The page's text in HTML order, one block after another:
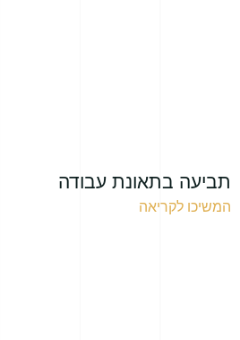
תביעה בתאונת עבודה
המשיכו לקריאה